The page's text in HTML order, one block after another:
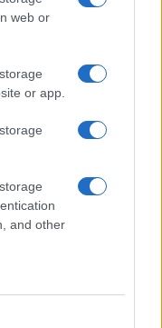
web or
or app.
and other
donna: comfort